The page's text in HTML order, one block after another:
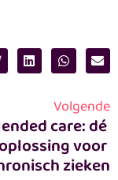
Volgende
care: dé
voor
zieken